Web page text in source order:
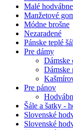
Malé
Manžetové
Módne brošne
Nezaradené
Pánske teplé
Pre dámy
Dámske
Dámske
Pre pánov
Šále a šatky -
Slovenské
Slovenské